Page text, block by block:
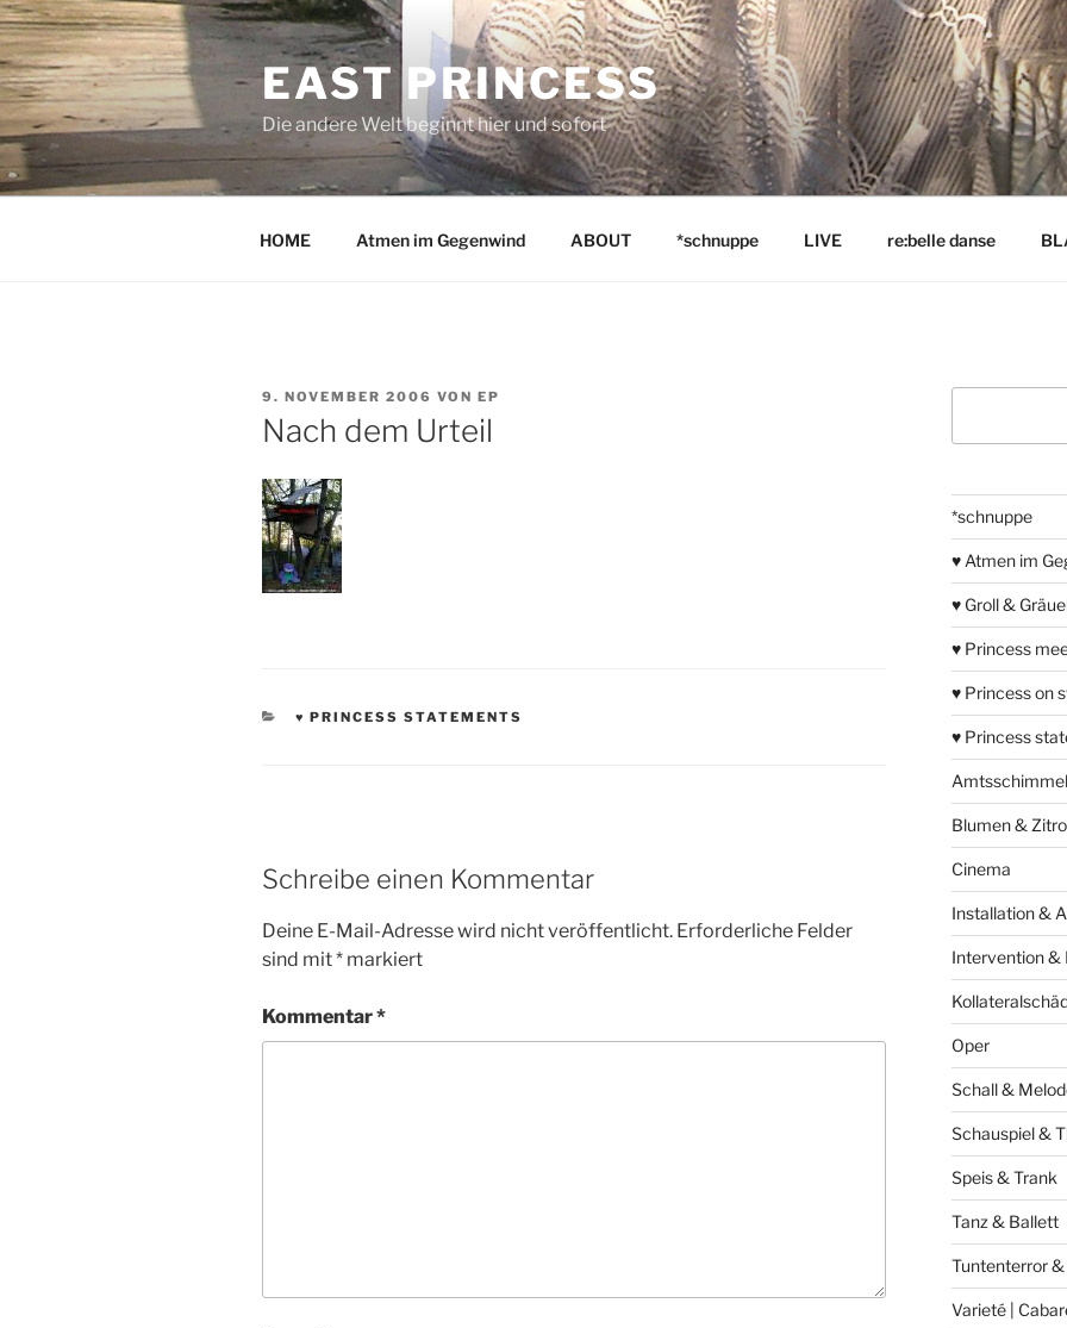
Zum
Inhalt
springen
EAST PRINCESS
Die andere Welt beginnt hier und sofort
HOME Atmen im Gegenwind ABOUT *schnuppe LIVE re:belle danse
VERÖFFENTLICHT
AM
9. NOVEMBER 2006 VON EP
Nach dem Urteil
KATEGORIEN
♥ PRINCESS STATEMENTS
Schreibe einen Kommentar
Deine E-Mail-Adresse wird nicht veröffentlicht. Erforderliche Felder
sind mit* markiert
Kommentar*
*schnuppe
♥ Atmen im
♥ Groll &
♥ Princess
♥ Princess on
♥ Princess
Amtsschimmel
Blumen &
Cinema
Installation &
Intervention &
Oper
Schall &
Schauspiel &
Speis & Trank
Tanz & Ballett
Tuntenterror &
Varieté |